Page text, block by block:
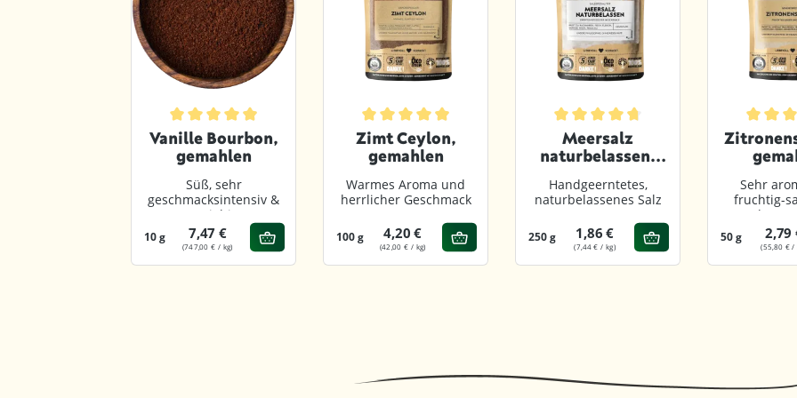
Durchschnittliche Bewertung von 4.8 von 5 Sternen
Vanille Bourbon,
gemahlen
Süß, sehr
geschmacksintensiv &
ergiebig
10 g 7,47 €
(747,00 € / kg)
Durchschnittliche Bewertung von 4.9 von 5 Sternen
Zimt Ceylon,
gemahlen
Warmes Aroma und
herrlicher Geschmack
100 g 4,20 €
(42,00 € / kg)
Durchschnittliche Bewertung von 4.8 von
Meersalz
naturbelassen,
Handgeerntetes,
naturbelassenes Salz
250 g 1,86 €
(7,44 € / kg)
Sehr
fruchtig-
50 g 2,79
(55,80 € /